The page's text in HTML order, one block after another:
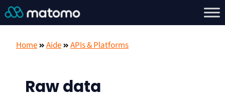
Home Aide APIs & Platforms
Raw data